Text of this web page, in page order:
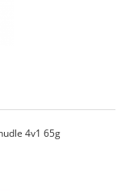
4v1 65g